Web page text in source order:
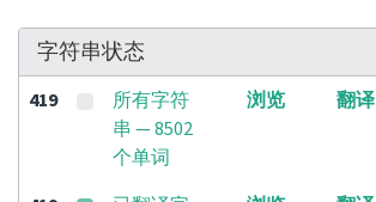
字符串状态
419
所有字符
串 — 8502
个单词
浏览 翻译